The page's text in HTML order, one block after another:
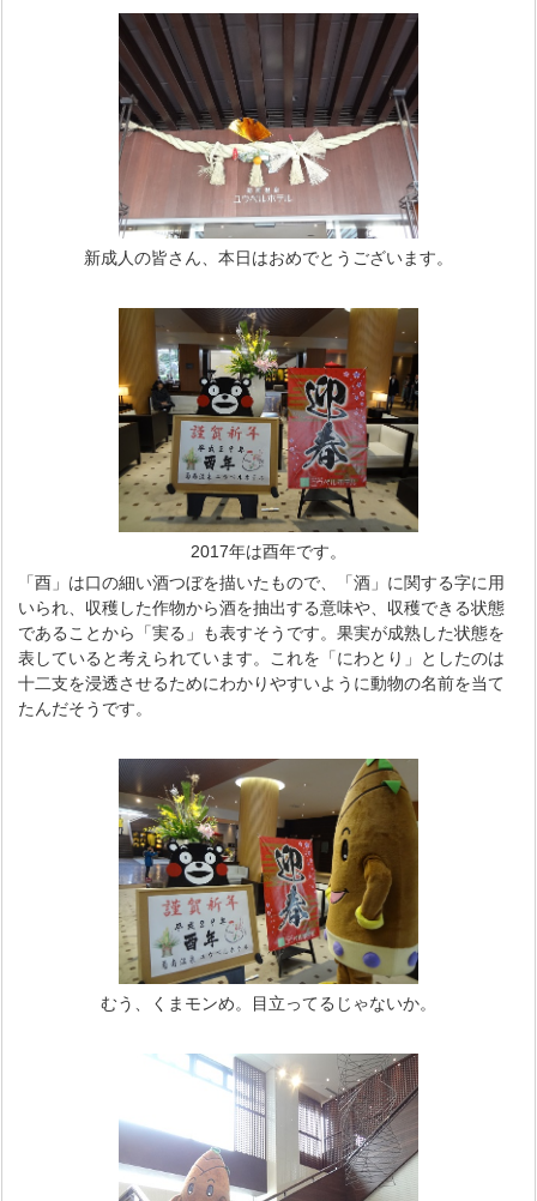
新成人の皆さん、本日はおめでとうございます。
2017年は酉年です。
「酉」は口の細い酒つぼを描いたもので、「酒」に関する字に用
いられ、収穫した作物から酒を抽出する意味や、収穫できる状態
であることから「実る」も表すそうです。果実が成熟した状態を
表していると考えられています。これを「にわとり」としたのは
十二支を浸透させるためにわかりやすいように動物の名前を当て
たんだそうです。
むう、くまモンめ。目立ってるじゃないか。